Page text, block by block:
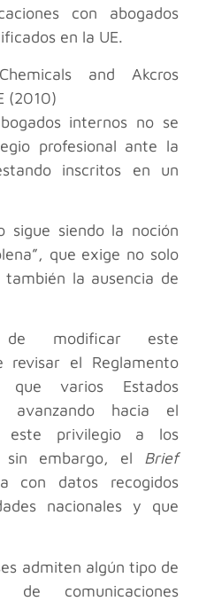
con abogados
en la UE.
and Akcros
(2010)
internos no se
profesional ante la
inscritos en un
sigue siendo la noción
que exige no solo
también la ausencia de
de modificar este
revisar el Reglamento
que varios Estados
avanzando hacia el
este privilegio a los
sin embargo, el Brief
con datos recogidos
nacionales y que
admiten algún tipo de
de comunicaciones